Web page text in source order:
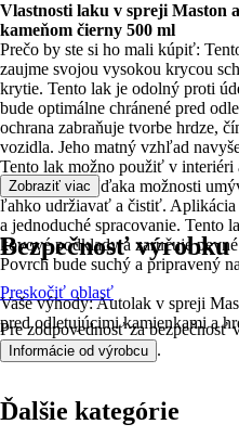
Vlastnosti laku v spreji Maston
kameňom čierny 500 ml
Prečo by ste si ho mali kúpiť:
zaujme svojou vysokou krycou
krytie. Tento lak je odolný proti
bude optimálne chránené pred
ochrana zabraňuje tvorbe hrdze,
vozidla. Jeho matný vzhľad
Tento lak možno použiť v interiéri
univerzálny. Vďaka možnosti
ľahko udržiavať a čistiť. Aplikácia
a jednoduché spracovanie. Tento
kovové podklady a zaručuje
Povrch bude suchý a pripravený
Vaše výhody: Autolak v spreji
pred odletujúcimi kamienkami a
Zobraziť viac
Bezpečnosť výrobku
Preskočiť oblasť
Pre zodpovednosť za bezpečnosť
Informácie od výrobcu .
Ďalšie kategórie